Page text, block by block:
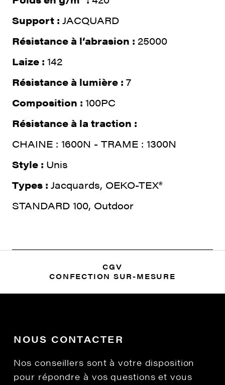
Support : JACQUARD
Résistance à l‘abrasion : 25000
Laize : 142
Résistance à lumière : 7
Composition : 100PC
Résistance à la traction :
CHAINE : 1600N - TRAME : 1300N
Style : Unis
Types : Jacquards, OEKO-TEX®
STANDARD 100, Outdoor
CGV
CONFECTION SUR-MESURE
NOUS CONTACTER
Nos conseillers sont à votre disposition
pour répondre à vos questions et vous